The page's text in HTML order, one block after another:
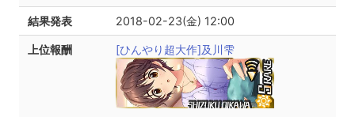
結果発表 2018-02-23(金) 12:00
上位報酬 [ひんやり超大作]及川雫